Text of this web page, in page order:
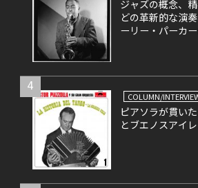
ジャズの概念、
どの革新的な演
ーリー・パーカ
4
COLUMN/
ピアソラが貫い
とブエノスアイ